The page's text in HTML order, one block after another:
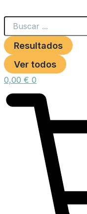
Resultados
Ver todos
0,00 € 0